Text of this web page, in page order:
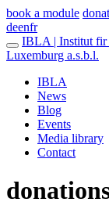
book a module
deenfr
IBLA | Institut fir
Luxemburg a.s.b.l.
IBLA
News
Blog
Events
Media library
Contact